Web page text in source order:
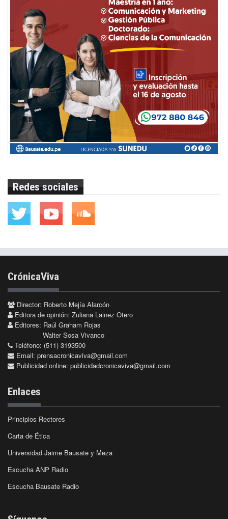
Redes sociales
CrónicaViva
Director: Roberto Mejía Alarcón
Editora de opinión: Zuliana Lainez Otero
Editores: Raúl Graham Rojas
Walter Sosa Vivanco
Teléfono: (511) 3193500
Email: prensacronicaviva@gmail.com
Publicidad online: publicidadcronicaviva@gmail.com
Enlaces
Principios Rectores
Carta de Ética
Universidad Jaime Bausate y Meza
Escucha ANP Radio
Escucha Bausate Radio